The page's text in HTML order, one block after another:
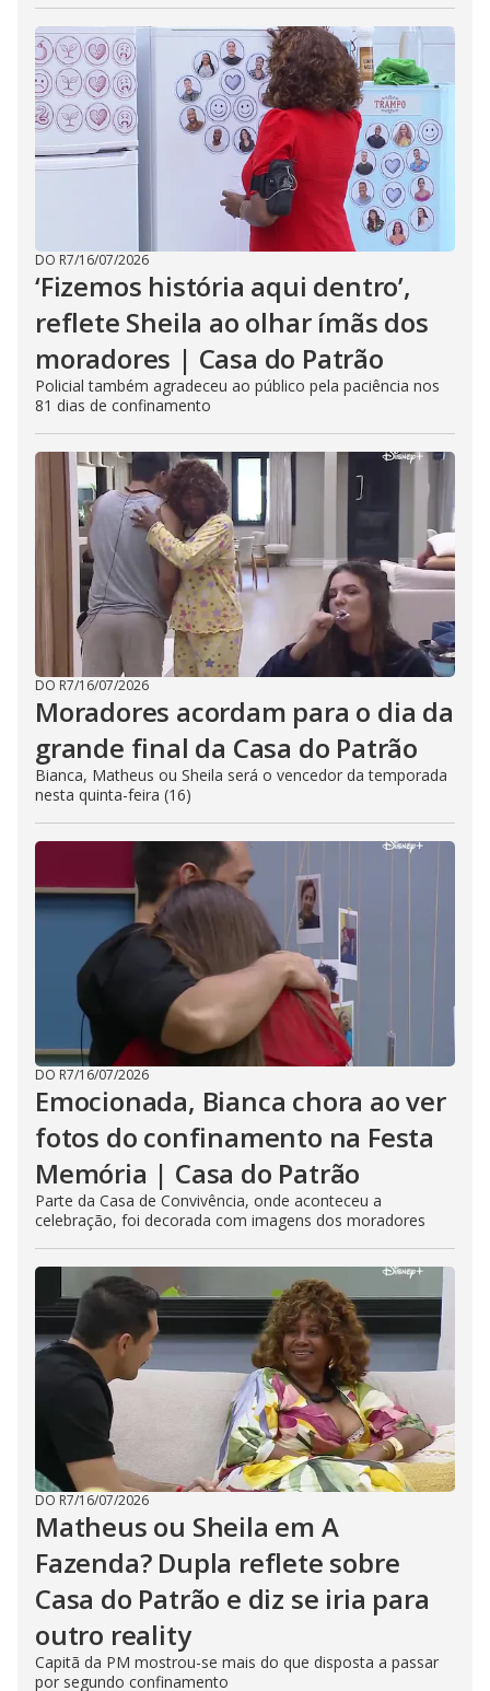
DO R7/16/07/2026
‘Fizemos história aqui dentro’,
reflete Sheila ao olhar ímãs dos
moradores | Casa do Patrão
Policial também agradeceu ao público pela paciência nos
81 dias de confinamento
DO R7/16/07/2026
Moradores acordam para o dia da
grande final da Casa do Patrão
Bianca, Matheus ou Sheila será o vencedor da temporada
nesta quinta-feira (16)
DO R7/16/07/2026
Emocionada, Bianca chora ao ver
fotos do confinamento na Festa
Memória | Casa do Patrão
Parte da Casa de Convivência, onde aconteceu a
celebração, foi decorada com imagens dos moradores
DO R7/16/07/2026
Matheus ou Sheila em A
Fazenda? Dupla reflete sobre
Casa do Patrão e diz se iria para
outro reality
Capitã da PM mostrou-se mais do que disposta a passar
por segundo confinamento